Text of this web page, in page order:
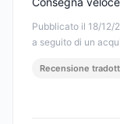
Pubblicato il 18/12/
a seguito di un
Recensione